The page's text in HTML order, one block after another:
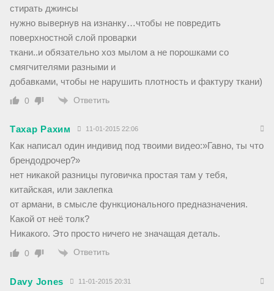
стирать джинсы
нужно вывернув на изнанку…чтобы не повредить
поверхностной слой проварки
ткани..и обязательно хоз мылом а не порошками со
смягчителями разными и
добавками, чтобы не нарушить плотность и фактуру ткани)
0 Ответить
Тахар Рахим 11-01-2015 22:06
Как написал один индивид под твоими видео:»Гавно, ты что
брендодрочер?»
нет никакой разницы пуговичка простая там у тебя,
китайская, или заклепка
от армани, в смысле функционального предназначения.
Какой от неё толк?
Никакого. Это просто ничего не значащая деталь.
0 Ответить
Davy Jones 11-01-2015 20:31